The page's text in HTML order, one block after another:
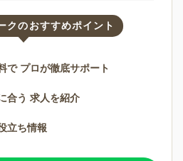
クのおすすめポイント
で プロが徹底サポート
合う 求人を紹介
立ち情報